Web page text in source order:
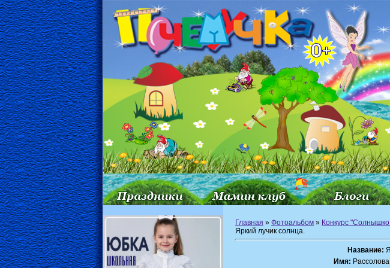
Главная » Фотоальбом » Конкурс
Яркий лучик солнца.
Название:
Имя: